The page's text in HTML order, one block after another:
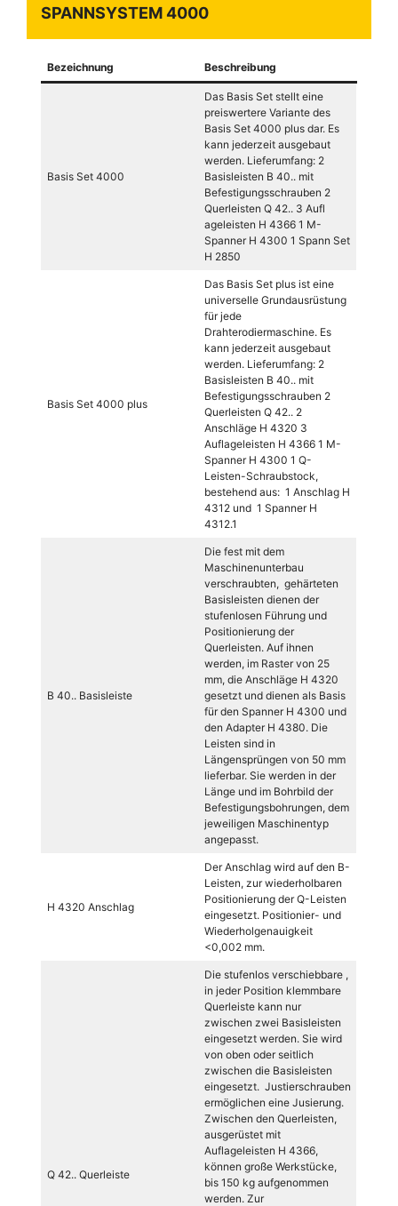
SPANNSYSTEM 4000
Bezeichnung Beschreibung
Basis Set 4000
Das Basis Set stellt eine
preiswertere Variante des
Basis Set 4000 plus dar. Es
kann jederzeit ausgebaut
werden. Lieferumfang: 2
Basisleisten B 40.. mit
Befestigungsschrauben 2
Querleisten Q 42.. 3 Aufl
ageleisten H 4366 1 M-
Spanner H 4300 1 Spann Set
H 2850
Basis Set 4000 plus
Das Basis Set plus ist eine
universelle Grundausrüstung
für jede
Drahterodiermaschine. Es
kann jederzeit ausgebaut
werden. Lieferumfang: 2
Basisleisten B 40.. mit
Befestigungsschrauben 2
Querleisten Q 42.. 2
Anschläge H 4320 3
Auflageleisten H 4366 1 M-
Spanner H 4300 1 Q-
Leisten-Schraubstock,
bestehend aus: 1 Anschlag H
4312 und 1 Spanner H
4312.1
B 40.. Basisleiste
Die fest mit dem
Maschinenunterbau
verschraubten, gehärteten
Basisleisten dienen der
stufenlosen Führung und
Positionierung der
Querleisten. Auf ihnen
werden, im Raster von 25
mm, die Anschläge H 4320
gesetzt und dienen als Basis
für den Spanner H 4300 und
den Adapter H 4380. Die
Leisten sind in
Längensprüngen von 50 mm
lieferbar. Sie werden in der
Länge und im Bohrbild der
Befestigungsbohrungen, dem
jeweiligen Maschinentyp
angepasst.
H 4320 Anschlag
Der Anschlag wird auf den B-
Leisten, zur wiederholbaren
Positionierung der Q-Leisten
eingesetzt. Positionier- und
Wiederholgenauigkeit
<0,002 mm.
Q 42.. Querleiste
Die stufenlos verschiebbare ,
in jeder Position klemmbare
Querleiste kann nur
zwischen zwei Basisleisten
eingesetzt werden. Sie wird
von oben oder seitlich
zwischen die Basisleisten
eingesetzt. Justierschrauben
ermöglichen eine Jusierung.
Zwischen den Querleisten,
ausgerüstet mit
Auflageleisten H 4366,
können große Werkstücke,
bis 150 kg aufgenommen
werden. Zur